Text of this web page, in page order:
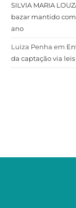
SILVIA MARIA
bazar mantido
ano
Luiza Penha em
da captação via